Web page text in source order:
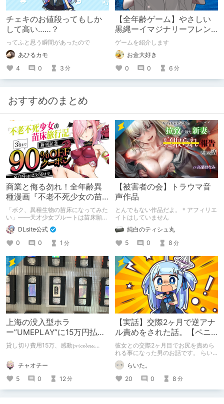
チェキのお値段ってもしか
して高い……？
ってふと思う瞬間があったので
あひるカモ
4
0 3 分
【全年齢ゲーム】やさしい
黒縄ーイマジナリーフレン
ドの「彼」と過ごすおぼん
やすみー
ゲームを紹介します
お金大好き
0
0 6 分
おすすめのまとめ
商業と侮る勿れ！全年齢異
種漫画『不老不死少女の苗
床旅行記』新刊記念1～3巻
90%オフクーポン配布中✨
「ボク、異種生物の苗床になってみた
い」――天才少女プルートは苗床願望
を叶えるため、不老不死の体を手に入
れた！ 話題沸騰の全年齢苗床コミッ
クスの新刊が発売開始！ それを記念
して1～3巻まで90%OFFクーポン配
布いたします！ まだ本作品未体験の
皆さん、多分お好きです。ぜひお試し
ください。
DLsite公式
0
0 1 分
【被害者の会】トラウマ音
声作品
とんでもない作品だよ。＊アフィリエ
イトはしていません
純白のティシュ丸
5
0 8 分
上海の没入型ホラ
ー”UMEPLAY”に15万円払っ
たら、2作品とも号泣した※
貸し切り費用15万、感動𝓹𝓻𝓲𝓬𝓮𝓵𝓮𝓼𝓼....
チャオチー
5
0 12分
【実話】交際2ヶ月で逆アナ
ル責めをされた話。【ペニ
バン】
彼女との交際2ヶ月目でお尻を責めら
れる事になった男のお話です。 らい
た。のエチエチ体験談#2【逆アナ
ル】 らいた。
20
0 8 分